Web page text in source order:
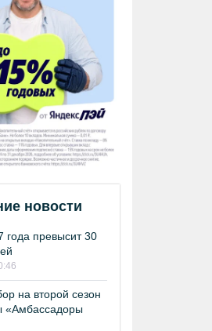
новости
превысит 30
на второй сезон
«Амбассадоры